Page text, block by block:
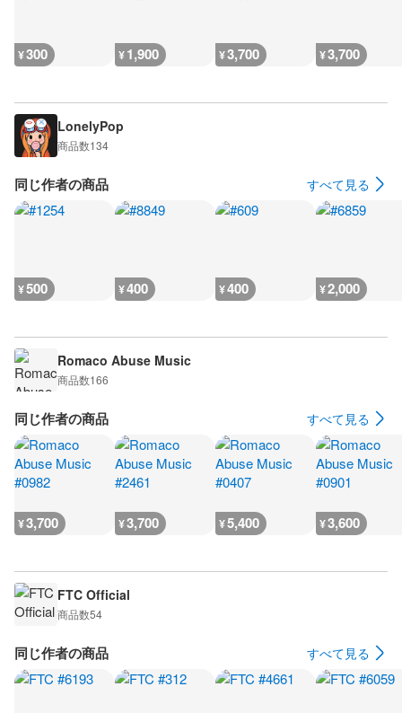
¥300 ¥1,900 ¥3,700 ¥3,700
LonelyPop
商品数134
同じ作者の商品 すべて見る
¥500 ¥400 ¥400 ¥2,000
Romaco Abuse Music
商品数166
同じ作者の商品 すべて見る
¥3,700 ¥3,700 ¥5,400 ¥3,600
FTC Official
商品数54
同じ作者の商品 すべて見る